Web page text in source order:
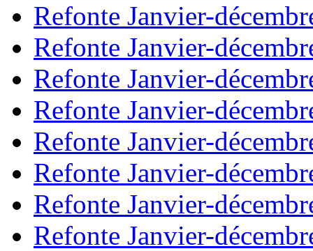
Refonte Janvier-
Refonte Janvier-
Refonte Janvier-
Refonte Janvier-
Refonte Janvier-
Refonte Janvier-
Refonte Janvier-
Refonte Janvier-